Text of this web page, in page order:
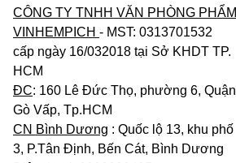
CÔNG TY TNHH VĂN PHÒNG PHẨM
VINHEMPICH - MST: 0313701532
cấp ngày 16/032018 tại Sở KHDT TP.
HCM
ĐC: 160 Lê Đức Thọ, phường 6, Quận
Gò Vấp, Tp.HCM
CN Bình Dương : Quốc lộ 13, khu phố
3, P.Tân Định, Bến Cát, Bình Dương